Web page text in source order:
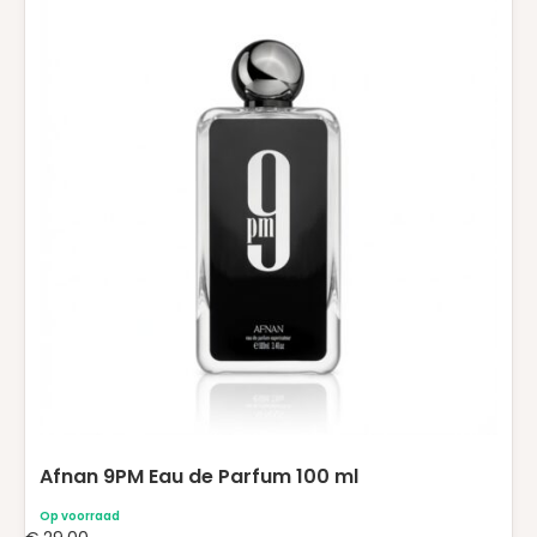
Afnan 9PM Eau de Parfum 100 ml
Op voorraad